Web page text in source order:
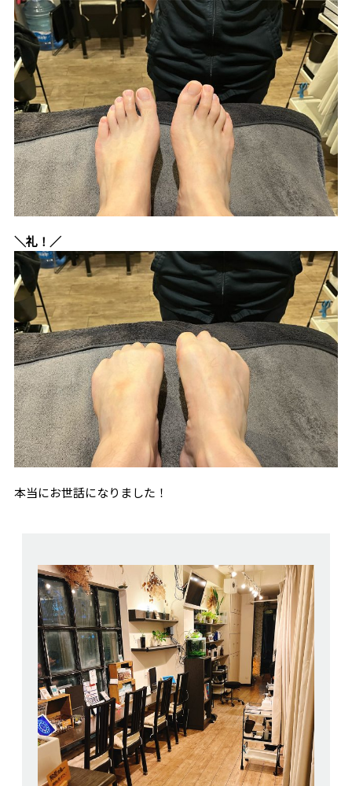
＼礼！／
本当にお世話になりました！